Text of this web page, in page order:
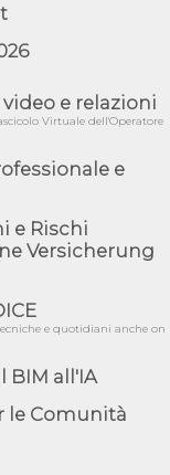
rinnovabili
per
all’AI Act in
per recepimento
oggi la
responsabilità
al Bando tipo
Confindustria
metropolitana
Regionale della
video e relazioni
Virtuale dell'Operatore
e
e Rischi
Versicherung
e quotidiani anche on
BIM all'IA
le Comunità